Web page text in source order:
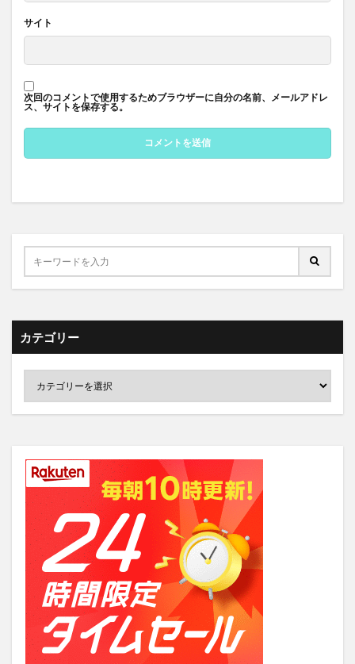
サイト
次回のコメントで使用するためブラウザーに自分の名前、メールアドレ
ス、サイトを保存する。
カテゴリー